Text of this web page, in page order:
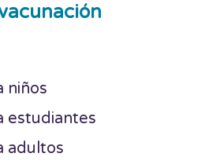
niños
estudiantes
adultos